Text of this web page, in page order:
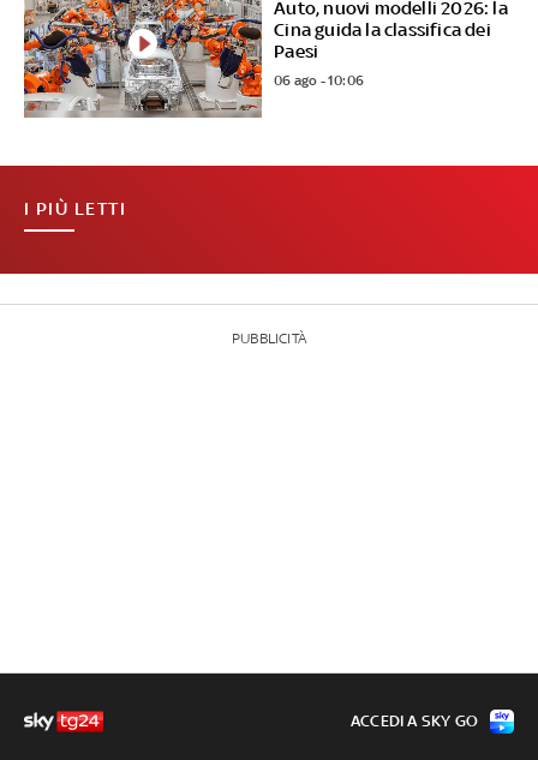
Auto, nuovi modelli 2026: la
Cina guida la classifica dei
Paesi
06 ago - 10:06
I PIÙ LETTI
PUBBLICITÀ
ACCEDI A SKY GO